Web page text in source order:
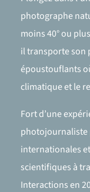
photographe
moins 40° ou
il transporte son
époustouflants
climatique et le
Fort d’une
photojournaliste
internationales
scientifiques à
Interactions en